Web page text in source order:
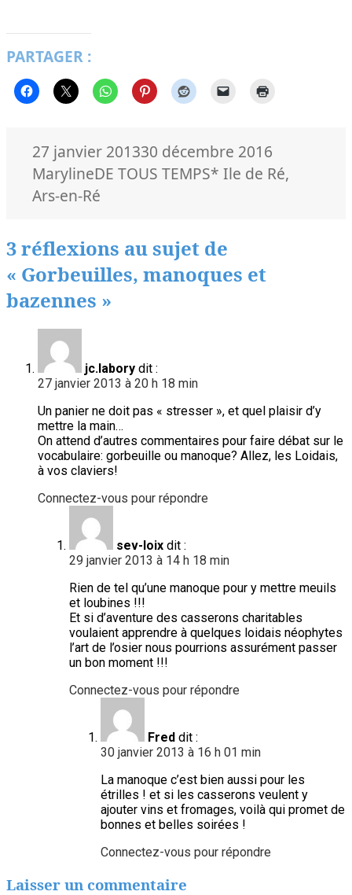
PARTAGER :
Publié
le
27 janvier 201330 décembre 2016
MarylineCatégories
DE TOUS TEMPSMots-
* Ile de Ré,
Ars-en-Ré
3 réflexions au sujet de
« Gorbeuilles, manoques et
bazennes »
jc.labory dit :
27 janvier 2013 à 20 h 18 min
Un panier ne doit pas « stresser », et quel plaisir d’y
mettre la main…
On attend d’autres commentaires pour faire débat sur le
vocabulaire: gorbeuille ou manoque? Allez, les Loidais,
à vos claviers!
Connectez-vous pour répondre
sev-loix dit :
29 janvier 2013 à 14 h 18 min
Rien de tel qu’une manoque pour y mettre meuils
et loubines !!!
Et si d’aventure des casserons charitables
voulaient apprendre à quelques loidais néophytes
l’art de l’osier nous pourrions assurément passer
un bon moment !!!
Connectez-vous pour répondre
Fred dit :
30 janvier 2013 à 16 h 01 min
La manoque c’est bien aussi pour les
étrilles ! et si les casserons veulent y
ajouter vins et fromages, voilà qui promet de
bonnes et belles soirées !
Connectez-vous pour répondre
Laisser un commentaire